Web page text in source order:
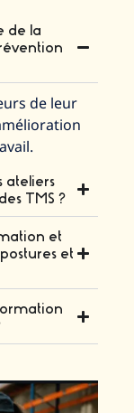
de la
de leur
ateliers
TMS ?
et
et